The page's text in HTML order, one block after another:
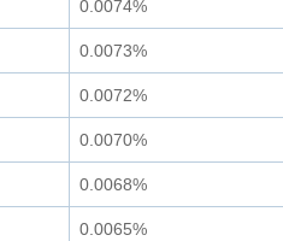
0.0074%
0.0073%
0.0072%
0.0070%
0.0068%
0.0065%